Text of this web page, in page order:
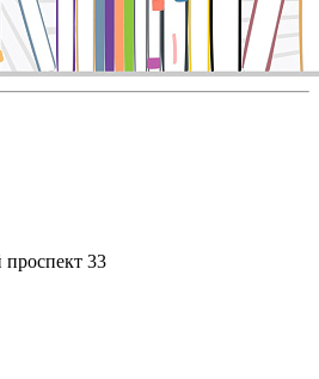
проспект 33